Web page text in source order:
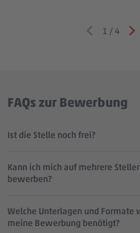
1 / 4
FAQs zur Bewerbung
Ist die Stelle noch frei?
Kann ich mich auf mehrere
bewerben?
Welche Unterlagen und Formate
meine Bewerbung benötigt?